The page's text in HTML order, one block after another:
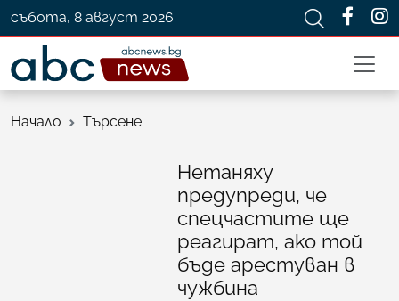
събота, 8 август 2026
Начало Търсене
Нетаняху
предупреди, че
спецчастите ще
реагират, ако той
бъде арестуван в
чужбина